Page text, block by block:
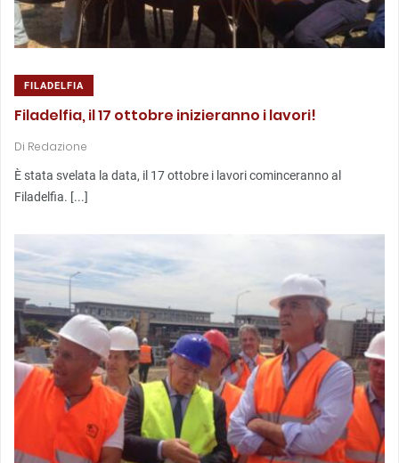
FILADELFIA
Filadelfia, il 17 ottobre inizieranno i lavori!
Di Redazione
È stata svelata la data, il 17 ottobre i lavori cominceranno al
Filadelfia. [...]